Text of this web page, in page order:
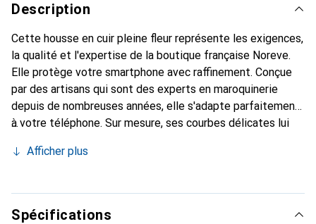
Description
Cette housse en cuir pleine fleur représente les exigences,
la qualité et l'expertise de la boutique française Noreve.
Elle protège votre smartphone avec raffinement. Conçue
par des artisans qui sont des experts en maroquinerie
depuis de nombreuses années, elle s'adapte parfaitement
à votre téléphone. Sur mesure, ses courbes délicates lui
accessoire chic et essentiel de votre smartphone.
haute qualité, la marque Noreve est un choix sûr pour une
clientèle exigeante.
Afficher plus
Spécifications